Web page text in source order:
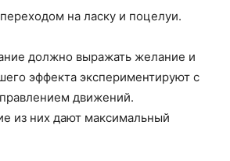
на ласку и поцелуи.
должно выражать желание и
эффекта экспериментируют с
движений.
из них дают максимальный